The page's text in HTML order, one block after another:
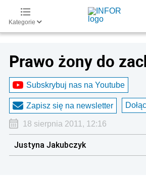
Kategorie
Prawo żony do
Subskrybuj nas na Youtube
Zapisz się na newsletter
18 sierpnia 2011, 12:16
Justyna Jakubczyk